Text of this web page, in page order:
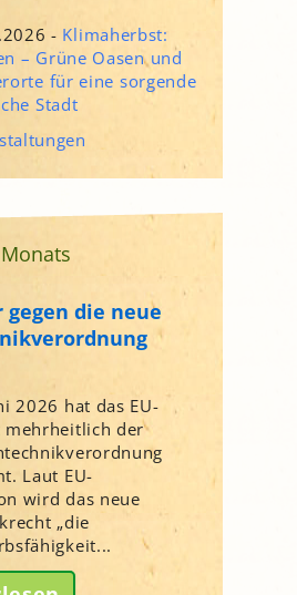
- Klimaherbst:
– Grüne Oasen und
für eine sorgende
Stadt
die neue
2026 hat das EU-
mehrheitlich der
Laut EU-
wird das neue
„die